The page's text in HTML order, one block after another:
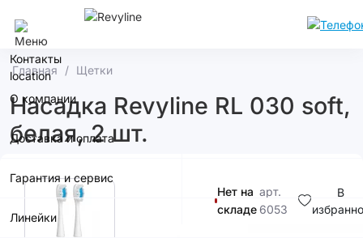
Контакты
О компании
Доставка и оплата
Гарантия и сервис
Линейки
Главная Щетки
Насадка Revyline RL 030 soft,
белая, 2 шт.
Нет на
складе
арт.
6053
В